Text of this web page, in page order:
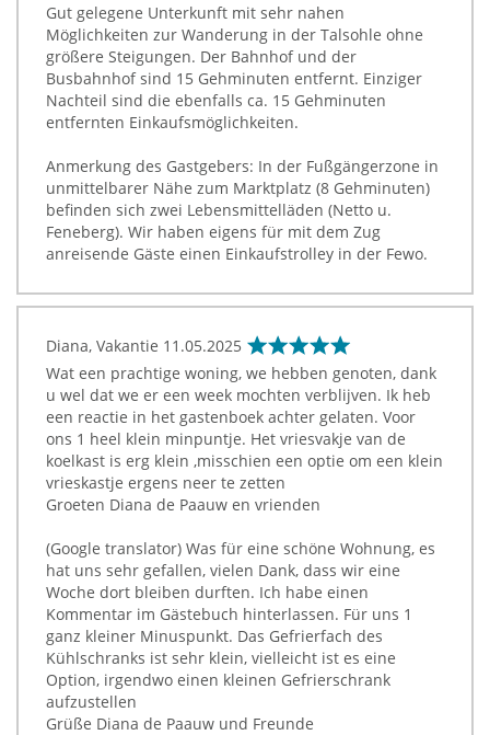
Gut gelegene Unterkunft mit sehr nahen
Möglichkeiten zur Wanderung in der Talsohle ohne
größere Steigungen. Der Bahnhof und der
Busbahnhof sind 15 Gehminuten entfernt. Einziger
Nachteil sind die ebenfalls ca. 15 Gehminuten
entfernten Einkaufsmöglichkeiten.
Anmerkung des Gastgebers: In der Fußgängerzone in
unmittelbarer Nähe zum Marktplatz (8 Gehminuten)
befinden sich zwei Lebensmittelläden (Netto u.
Feneberg). Wir haben eigens für mit dem Zug
anreisende Gäste einen Einkaufstrolley in der Fewo.
Diana, Vakantie 11.05.2025
Wat een prachtige woning, we hebben genoten, dank
u wel dat we er een week mochten verblijven. Ik heb
een reactie in het gastenboek achter gelaten. Voor
ons 1 heel klein minpuntje. Het vriesvakje van de
koelkast is erg klein ,misschien een optie om een klein
vrieskastje ergens neer te zetten
Groeten Diana de Paauw en vrienden
(Google translator) Was für eine schöne Wohnung, es
hat uns sehr gefallen, vielen Dank, dass wir eine
Woche dort bleiben durften. Ich habe einen
Kommentar im Gästebuch hinterlassen. Für uns 1
ganz kleiner Minuspunkt. Das Gefrierfach des
Kühlschranks ist sehr klein, vielleicht ist es eine
Option, irgendwo einen kleinen Gefrierschrank
aufzustellen
Grüße Diana de Paauw und Freunde